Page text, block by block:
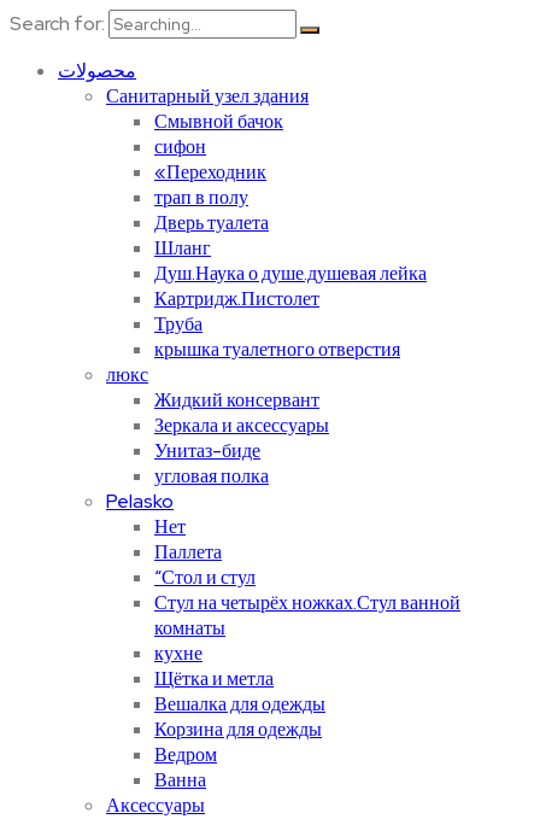
Search for:
محصولات
Санитарный узел здания
Смывной бачок
сифон
«Переходник
трап в полу
Дверь туалета
Шланг
Душ.Наука о душе.душевая лейка
Картридж.Пистолет
Труба
крышка туалетного отверстия
люкс
Жидкий консервант
Зеркала и аксессуары
Унитаз-биде
угловая полка
Pelasko
Нет
Паллета
“Стол и стул
Стул на четырёх ножках.Стул ванной
комнаты
кухне
Щётка и метла
Вешалка для одежды
Корзина для одежды
Ведром
Ванна
Аксессуары